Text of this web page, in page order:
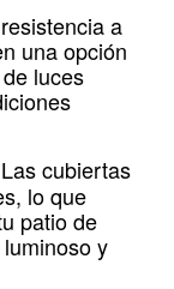
a
una opción
luces
Las cubiertas
lo que
patio de
y